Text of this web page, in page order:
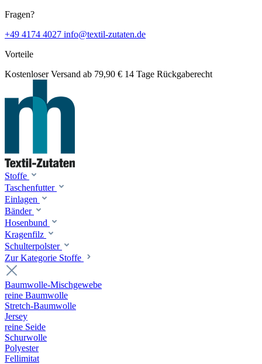
Fragen?
+49 4174 4027 info@textil-zutaten.de
Vorteile
Kostenloser Versand ab 79,90 € 14 Tage Rückgaberecht
Stoffe
Taschenfutter
Einlagen
Bänder
Hosenbund
Kragenfilz
Schulterpolster
Zur Kategorie Stoffe
Baumwolle-Mischgewebe
reine Baumwolle
Stretch-Baumwolle
Jersey
reine Seide
Schurwolle
Polyester
Fellimitat